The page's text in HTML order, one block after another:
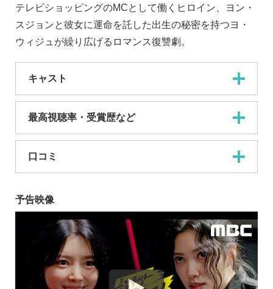
テレビショッピングのMCとして働くヒロイン、ヨン・
スジョンと彼女に運命を託した出生の秘密を持つヨ・
ウィジュが繰り広げるロマンス復讐劇。
キャスト
最高視聴率・受賞歴など
口コミ
予告映像